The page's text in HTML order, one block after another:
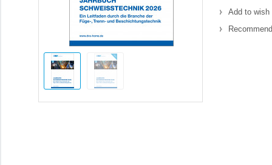
Add to wish